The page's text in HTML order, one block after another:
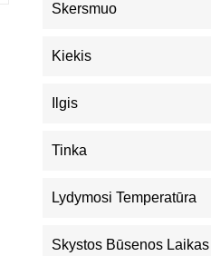
Skersmuo
Kiekis
Ilgis
Tinka
Lydymosi Temperatūra
Skystos Būsenos Laikas